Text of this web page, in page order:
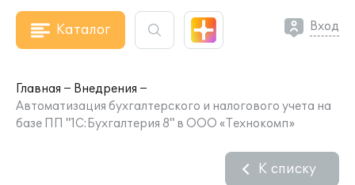
Каталог Вход
Главная
Внедрения
Автоматизация бухгалтерского и налогового учета на
базе ПП "1С:Бухгалтерия 8" в ООО «Технокомп»
К списку